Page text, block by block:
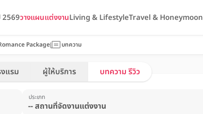
2569วางแผนแต่งงานLiving & LifestyleTravel & Honeymoon
Package บทความ
แรม ผู้ให้บริการ บทความ รีวิว
ประเภท